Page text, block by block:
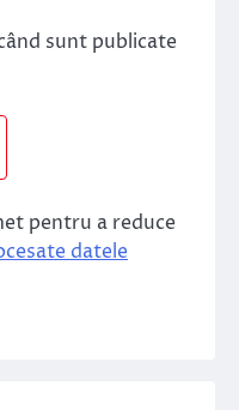
sunt publicate
pentru a reduce
datele